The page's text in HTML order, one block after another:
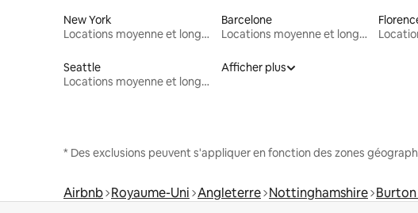
New York
Locations moyenne et longue durée
Barcelone
Locations moyenne et longue durée
Seattle
Locations moyenne et longue durée
Afficher plus
* Des exclusions peuvent s'appliquer en fonction des zones
Airbnb Royaume-Uni Angleterre Nottinghamshire